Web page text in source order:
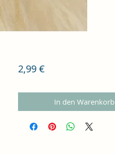
2,99 €Preis
In den Warenkorb